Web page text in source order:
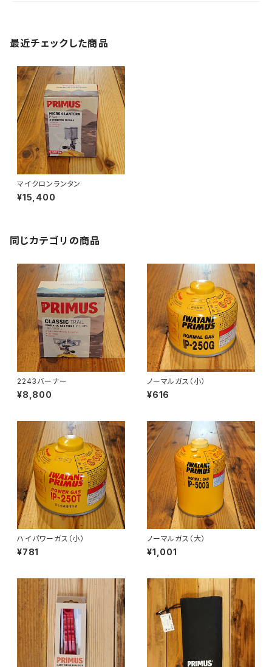
最近チェックした商品
マイクロンランタン
¥15,400
同じカテゴリの商品
2243バーナー
¥8,800
ノーマルガス（小）
¥616
ハイパワーガス（小）
¥781
ノーマルガス（大）
¥1,001